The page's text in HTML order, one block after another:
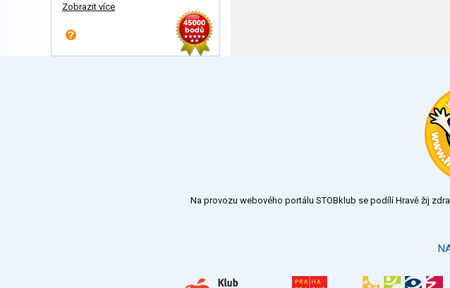
Zobrazit více
Na provozu webového portálu STOBklub se podílí Hravě žij